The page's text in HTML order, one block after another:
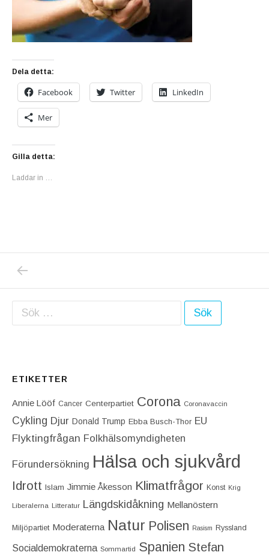
Dela detta:
Facebook Twitter LinkedIn
Mer
Gilla detta:
Laddar in …
Inläggsnavigering
Sök efter:
ETIKETTER
Annie Lööf Cancer Centerpartiet‎ Corona Coronavaccin
Cykling Djur Donald Trump Ebba Busch-Thor EU
Flyktingfrågan Folkhälsomyndigheten
Förundersökning Hälsa och sjukvård
Idrott Islam Jimmie Åkesson Klimatfrågor Konst Krig
Liberalerna Litteratur Längdskidåkning Mellanöstern
Miljöpartiet Moderaterna Natur Polisen Rasism Ryssland
Socialdemokraterna Sommartid Spanien Stefan